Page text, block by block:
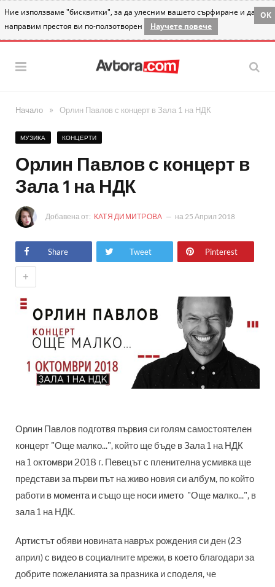
Ние използваме "бисквитки", за да улесним вашето сърфиране и да
направим престоя ви по-ползотворен
Научете повече
OK
Начало » Орлин Павлов с концерт в Зала 1 на НДК
МУЗИКА КОНЦЕРТИ
Орлин Павлов с концерт в
Зала 1 на НДК
Добавена от: КАТЯ ДИМИТРОВА на 25 Април 2018
Share Tweet Pinterest
+
Орлин Павлов подготвя първия си голям самостоятелен
концерт "Още малко...", който ще бъде в Зала 1 на НДК
на1 октомври 2018 г. Певецът с пленителна усмивка ще
представи за първи път на живо новия си албум, по който
работи в момента и също ще носи името "Още малко...", в
зала 1 на НДК.
Артистът обяви новината навръх рождения си ден (23
април) с видео в социалните мрежи, в което благодари за
добрите пожеланията за празника и споделя, че